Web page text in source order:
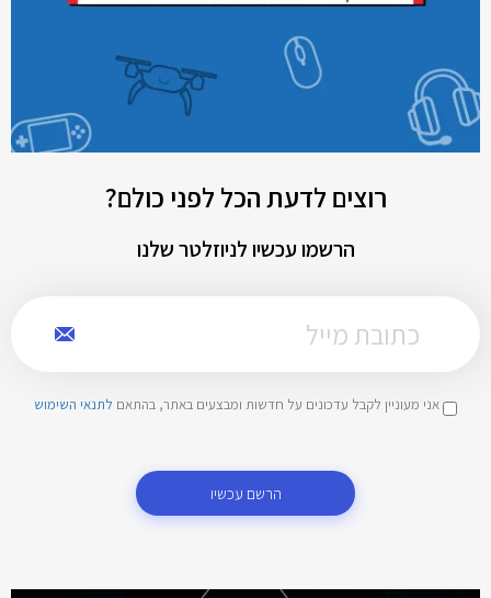
רוצים לדעת הכל לפני כולם?
הרשמו עכשיו לניוזלטר שלנו
אני מעוניין לקבל עדכונים על חדשות ומבצעים באתר, בהתאם לתנאי השימוש
הרשם עכשיו